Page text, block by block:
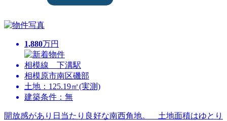
1,880万円
相模線 下溝駅
相模原市南区磯部
土地：125.19㎡(実測)
建築条件：無
開放感があり日当たり良好な南西角地。 土地面積はゆとり